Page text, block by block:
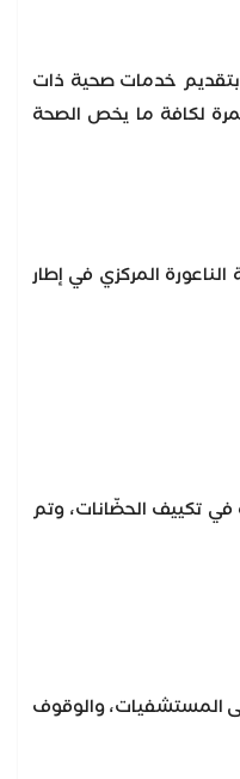
بتقديم خدمات صحية ذات
لكافة ما يخص الصحة
المركزي في إطار
تكييف الحضّانات، وتم
المستشفيات، والوقوف